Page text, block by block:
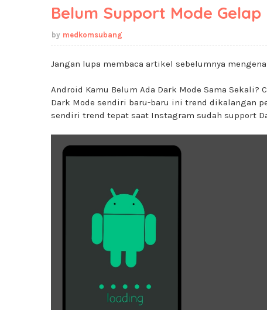
Belum Support Mode Gelap
medkomsubang
Jangan lupa membaca artikel sebelumnya
Android Kamu Belum Ada Dark Mode Sama
Dark Mode sendiri baru-baru ini trend dikalangan
sendiri trend tepat saat Instagram sudah support